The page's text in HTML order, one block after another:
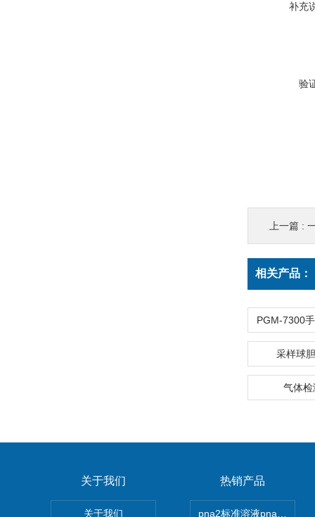
补充
验
上一篇 :
相关产品：
采样球
气体检
关于我们
关于我们
热销产品
pna2标准溶液pna3 pna4